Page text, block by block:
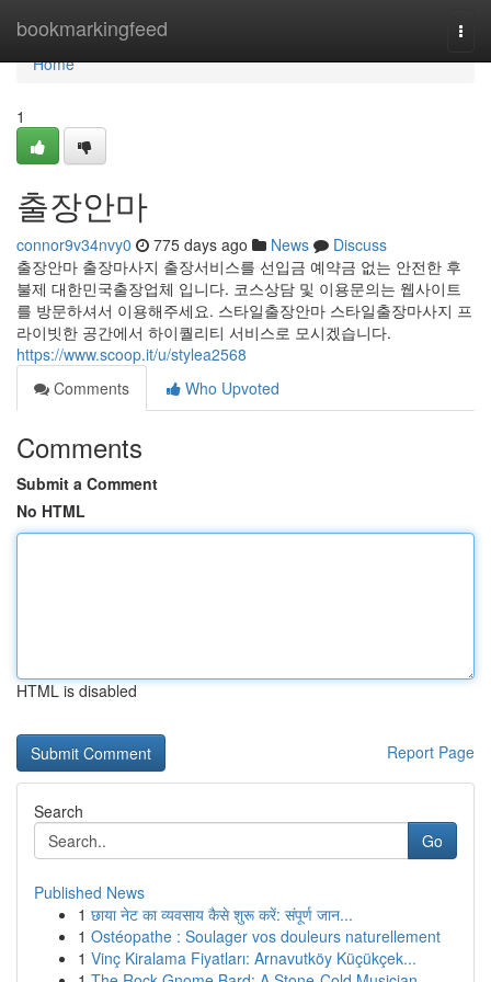
bookmarkingfeed
Home
Home
1
출장안마
connor9v34nvy0 775 days ago News
Discuss
출장안마 출장마사지 출장서비스를 선입금 예약금 없는 안전한 후
불제 대한민국출장업체 입니다. 코스상담 및 이용문의는 웹사이트
를 방문하셔서 이용해주세요. 스타일출장안마 스타일출장마사지 프
라이빗한 공간에서 하이퀄리티 서비스로 모시겠습니다.
https://www.scoop.it/u/stylea2568
Comments
Who Upvoted
Comments
Submit a Comment
No HTML
HTML is disabled
Report Page
Search
Go
Published News
1 छाया नेट का व्यवसाय कैसे शुरू करें: संपूर्ण जान...
1 Ostéopathe : Soulager vos douleurs naturellement
1 Vinç Kiralama Fiyatları: Arnavutköy Küçükçek...